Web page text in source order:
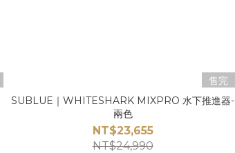
售完
SUBLUE｜WHITESHARK MIXPRO 水下推進器-
兩色
NT$23,655
NT$24,990